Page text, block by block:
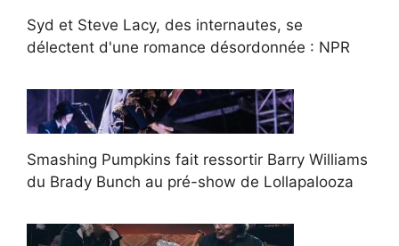
Syd et Steve Lacy, des internautes, se
délectent d'une romance désordonnée : NPR
Smashing Pumpkins fait ressortir Barry Williams
du Brady Bunch au pré-show de Lollapalooza